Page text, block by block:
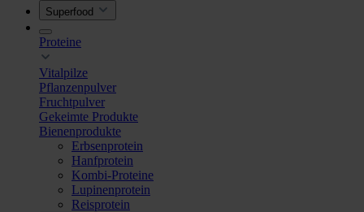
Superfood
Proteine
Vitalpilze
Pflanzenpulver
Fruchtpulver
Gekeimte Produkte
Bienenprodukte
Erbsenprotein
Hanfprotein
Kombi-Proteine
Lupinenprotein
Reisprotein